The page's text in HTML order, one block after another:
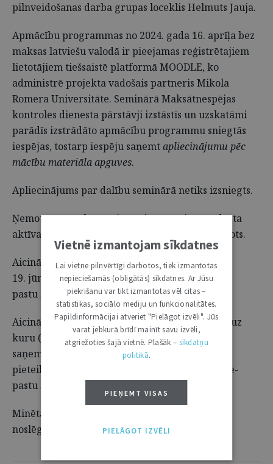
pilnveidošanas darba grupas loceklis Helmuts Jauja.
Apmācību programmas no 2024. gada 16. aprīļa bez
maksas latviešu valodā ir pieejamas reģistrētajiem
lietotājiem tiešsaistē platformā MOODLE, ko
administrē projekta vadošais partneris Mikola
Romera Universitāte. Seminārā Maksātnespējas
kontroles dienesta pārstāvji izstāstīs un uzskatāmi
parādīs izstrādāto apmācību programmu sniegtās
iespējas, tostarp iespēju saņemtapliecinājumu pēc
mācību materiāla apguves.
Apliecinājums par dalību seminārā netiks izsniegts.
Ņemot vērā to, ka semināra ietvaros ir paredzēta
aktīva diskusija, tā dalībnieku skaits ir ierobežots.
Aicinām pieteikties semināram līdz 2024. gada
19. jūnijam, rakstot uz e-
pastuAlla.Lickovska@mkd.gov.lv
Aicinām savlaicīgi uzdot jautājumus lektoram, uz
kuru (atbilstoši lektora kompetencei) varēsiet
saņemt atbildi semināra laikā. Jautājumus var
pieteikt līdz 2024. gada 19. jūnijam, rakstot uz e-
pastuAlla.Lickovska@mkd.gov.lv
Minētais informatīvais pasākums ir projekta
noslēguma tiešsaistes seminārs.
Vietnē izmantojam sīkdatnes
Lai vietne pilnvērtīgi darbotos, tiek izmantotas
nepieciešamās (obligātās) sīkdatnes. Ar Jūsu
piekrišanu var tikt izmantotas vēl citas –
statistikas, sociālo mediju un funkcionalitātes.
Papildinformācijai atveriet "Pielāgot izvēli". Jūs
varat jebkurā brīdī mainīt savu izvēli,
atgriežoties šajā vietnē. Plašāk – sīkdatņu
politikā.
PIEŅEMT VISAS
PIELĀGOT IZVĒLI